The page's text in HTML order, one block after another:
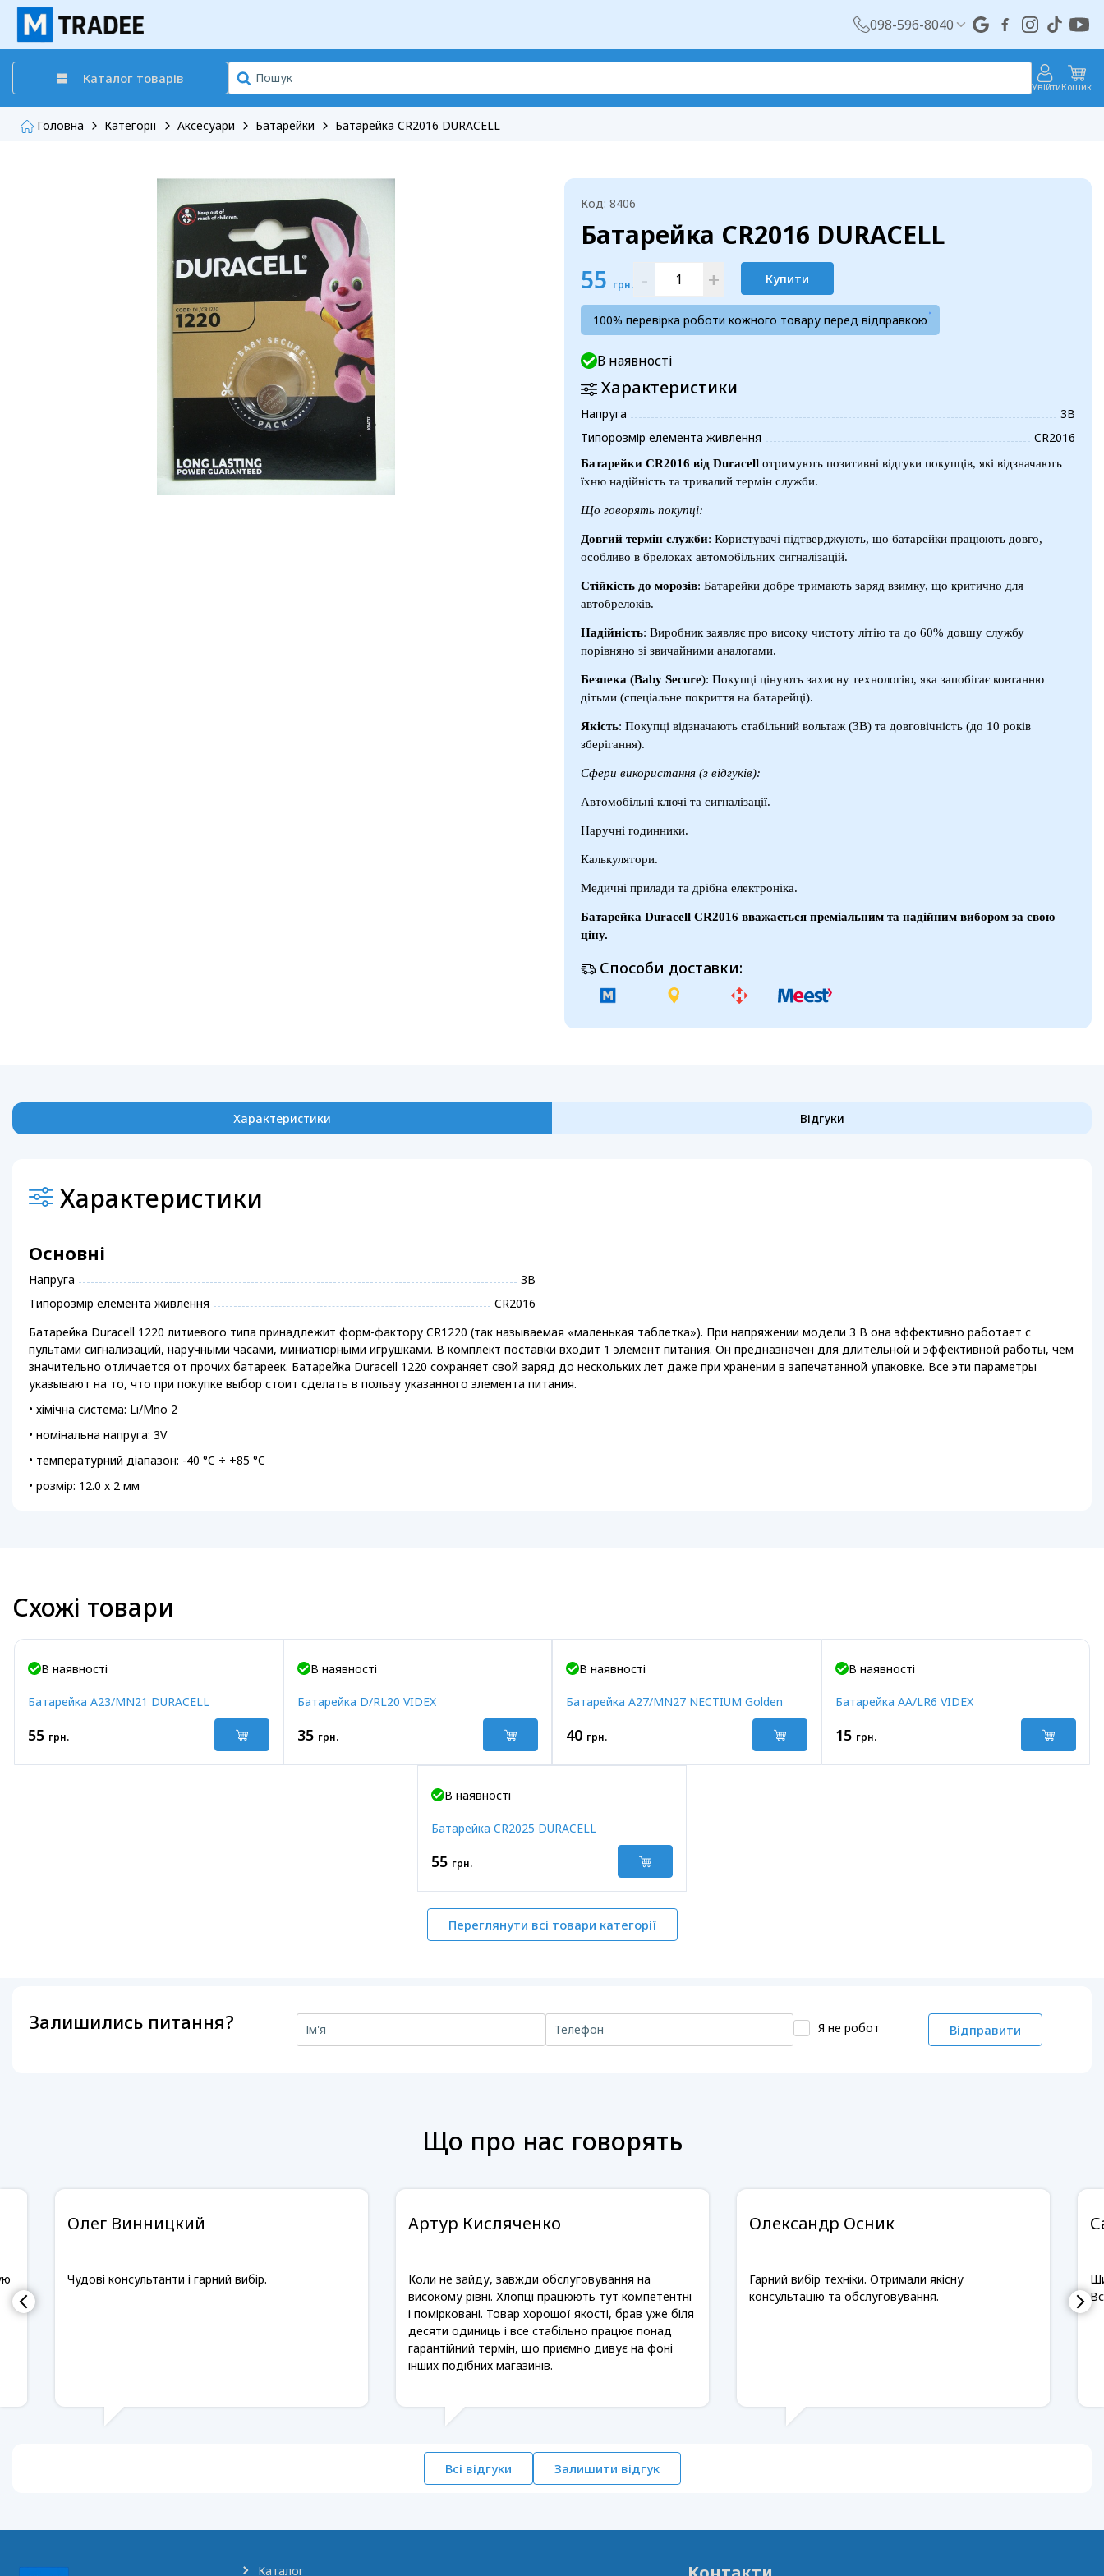
098-596-8040
Каталог товарів
УвійтиКошик
Головна Категорії Аксесуари Батарейки Батарейка CR2016 DURACELL
Код: 8406
Батарейка CR2016 DURACELL
55 грн. - + Купити
100% перевірка роботи кожного товару перед відправкою
В наявності
Характеристики
Напруга
3В
Типорозмір елемента живлення
CR2016
Батарейки CR2016 від Duracell отримують позитивні відгуки покупців, які відзначають
їхню надійність та тривалий термін служби.
Що говорять покупці:
Довгий термін служби: Користувачі підтверджують, що батарейки працюють довго,
особливо в брелоках автомобільних сигналізацій.
Стійкість до морозів: Батарейки добре тримають заряд взимку, що критично для
автобрелоків.
Надійність: Виробник заявляє про високу чистоту літію та до 60% довшу службу
порівняно зі звичайними аналогами.
Безпека (Baby Secure): Покупці цінують захисну технологію, яка запобігає ковтанню
дітьми (спеціальне покриття на батарейці).
Якість: Покупці відзначають стабільний вольтаж (3В) та довговічність (до 10 років
зберігання).
Сфери використання (з відгуків):
Автомобільні ключі та сигналізації.
Наручні годинники.
Калькулятори.
Медичні прилади та дрібна електроніка.
Батарейка Duracell CR2016 вважається преміальним та надійним вибором за свою
ціну.
Способи доставки:
Характеристики Відгуки
Характеристики
Основні
Напруга
3В
Типорозмір елемента живлення
CR2016
Батарейка Duracell 1220 литиевого типа принадлежит форм-фактору CR1220 (так называемая «маленькая таблетка»). При напряжении модели 3 В она эффективно работает с
пультами сигнализаций, наручными часами, миниатюрными игрушками. В комплект поставки входит 1 элемент питания. Он предназначен для длительной и эффективной работы, чем
значительно отличается от прочих батареек. Батарейка Duracell 1220 сохраняет свой заряд до нескольких лет даже при хранении в запечатанной упаковке. Все эти параметры
указывают на то, что при покупке выбор стоит сделать в пользу указанного элемента питания.
• хімічна система: Li/Mno 2
• номінальна напруга: 3V
• температурний діапазон: -40 °C ÷ +85 °C
• розмір: 12.0 х 2 мм
Схожі товари
В наявності
Батарейка A23/MN21 DURACELL
55 грн.
В наявності
Батарейка D/RL20 VIDEX
35 грн.
В наявності
Батарейка A27/MN27 NECTIUM Golden
40 грн.
В наявності
Батарейка AA/LR6 VIDEX
15 грн.
В наявності
Батарейка CR2025 DURACELL
55 грн.
Переглянути всі товари категорії
Залишились питання? Я не робот Відправити
Що про нас говорять
Олег Винницкий
Чудові консультанти і гарний вибір.
Артур Кисляченко
Коли не зайду, завжди обслуговування на
високому рівні. Хлопці працюють тут компетентні
і помірковані. Товар хорошої якості, брав уже біля
десяти одиниць і все стабільно працює понад
гарантійний термін, що приємно дивує на фоні
інших подібних магазинів.
Олександр Осник
Гарний вибір техніки. Отримали якісну
консультацію та обслуговування.
Всі відгуки Залишити відгук
Каталог